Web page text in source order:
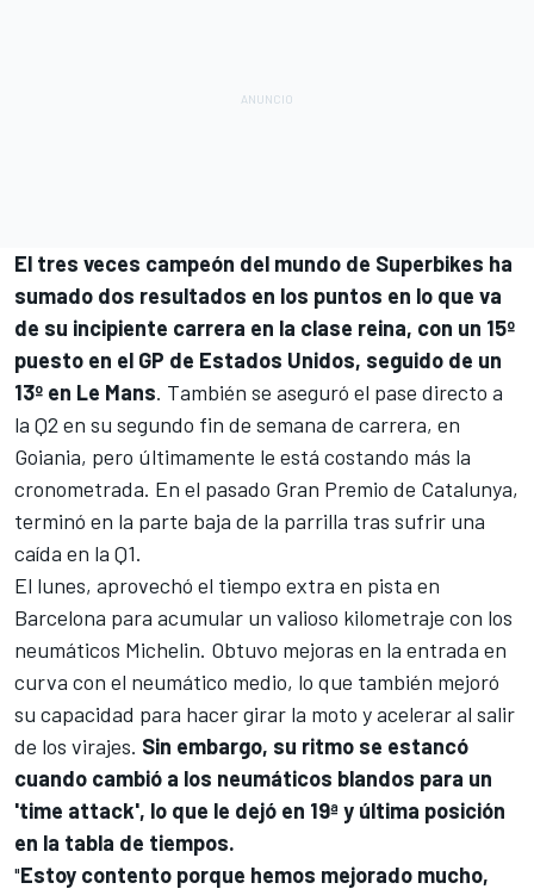
El tres veces campeón del mundo de Superbikes ha
sumado dos resultados en los puntos en lo que va
de su incipiente carrera en la clase reina, con un 15º
puesto en el GP de Estados Unidos, seguido de un
13º en Le Mans. También se aseguró el pase directo a
la Q2 en su segundo fin de semana de carrera, en
Goiania, pero últimamente le está costando más la
cronometrada. En el pasado Gran Premio de Catalunya,
terminó en la parte baja de la parrilla tras sufrir una
caída en la Q1.
El lunes, aprovechó el tiempo extra en pista en
Barcelona para acumular un valioso kilometraje con los
neumáticos Michelin. Obtuvo mejoras en la entrada en
curva con el neumático medio, lo que también mejoró
su capacidad para hacer girar la moto y acelerar al salir
de los virajes. Sin embargo, su ritmo se estancó
cuando cambió a los neumáticos blandos para un
'time attack', lo que le dejó en 19ª y última posición
en la tabla de tiempos.
"Estoy contento porque hemos mejorado mucho,